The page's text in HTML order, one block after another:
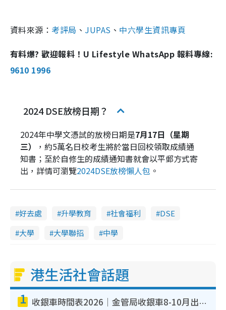
資料來源： 考評局 、 JUPAS 、 中六學生資訊專頁
有料爆? 歡迎報料！U Lifestyle WhatsApp 報料專線:
9610 1996
2024 DSE放榜日期？
2024年中學文憑試的放榜日期是7月17日（星期
三）
，約5萬名日校考生將於當日回校領取成績通
知書；至於自修生的成績通知書就會以平郵方式寄
出，詳情可瀏覽2024DSE放榜懶人包 。
好去處 升學教育 社會福利
DSE
大學
大學聯招 中學
港生活社會話題
1 收銀車時間表2026｜金管局收銀車8-10月出沒地點+時間！無須手續費！硬幣免費轉現鈔或增值至八達通